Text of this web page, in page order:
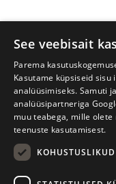
Prima Vista
See veebisait
Parema
Kasutame küpsiseid
analüüsimiseks. Samuti
analüüsipartneriga
muu teabega, mille
teenuste kasutamisest.